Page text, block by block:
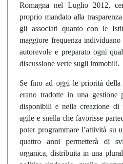
Romagna nel Luglio 2012,
proprio mandato alla
gli associati quanto con le
maggiore frequenza
autorevole e preparato ogni
discussione verte sugli immobili.
Se fino ad oggi le priorità della
erano tradotte in una gestione
disponibili e nella creazione di
agile e snella che favorisse
poter programmare l’attività su
quattro anni permetterà di
organica, distribuita in una